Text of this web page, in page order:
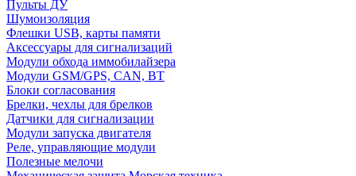
Пульты ДУ
Шумоизоляция
Флешки USB, карты памяти
Аксессуары для сигнализаций
Модули обхода иммобилайзера
Модули GSM/GPS, CAN, BT
Блоки согласования
Брелки, чехлы для брелков
Датчики для сигнализации
Модули запуска двигателя
Реле, управляющие модули
Полезные мелочи